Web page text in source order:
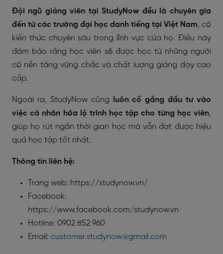
Đội ngũ giảng viên tại StudyNow đều là chuyên gia
đến từ các trường đại học danh tiếng tại Việt Nam, có
kiến thức chuyên sâu trong lĩnh vực của họ. Điều này
đảm bảo rằng học viên sẽ được học từ những người
có nền tảng vững chắc và chất lượng giảng dạy cao
cấp.
Ngoài ra, StudyNow cũng
luôn cố gắng đầu tư vào
việc cá nhân hóa lộ trình học tập cho từng học viên,
giúp họ rút ngắn thời gian học mà vẫn đạt được hiệu
quả học tập tốt nhất.
Thông tin liên hệ:
Trang web: https://studynow.vn/
Facebook:
https://www.facebook.com/studynow.vn
Hotline: 0902 852 960
Email: customer.studynow@gmail.com